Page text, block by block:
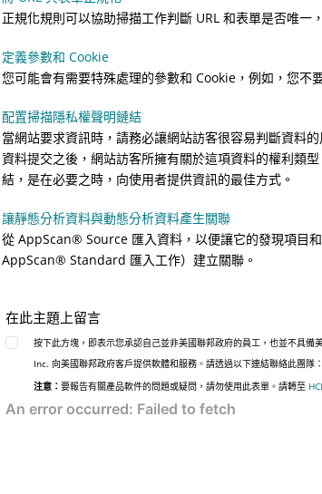
正規化規則可以協助掃描工作判斷 URL 和表單是否唯一
定義參數和 Cookie
您可能會有需要特殊處理的參數和 Cookie，例如，您不
配置掃描隱私權聲明鏈結
當網站要求資訊時，請務必讓網站訪客很容易判斷資料
資料提交之後，網站訪客所擁有關於這項資料的權利類
結，是在必要之時，向使用者提供資訊的最佳方式。
讓靜態分析資料與動態分析資料產生關聯
從AppScan® Source 匯入資料，以便讓它的發現項目
AppScan® Standard 匯入工作）建立關聯。
在此主題上留言
按下此方塊，即表示您承認自己並非美國聯邦政府的員工，也並不具
Inc. 向美國聯邦政府客戶提供軟體和服務。請透過以下連結聯絡此團隊
注意：要報告有關產品軟件的問題或疑問，請勿使用此表單。請轉至